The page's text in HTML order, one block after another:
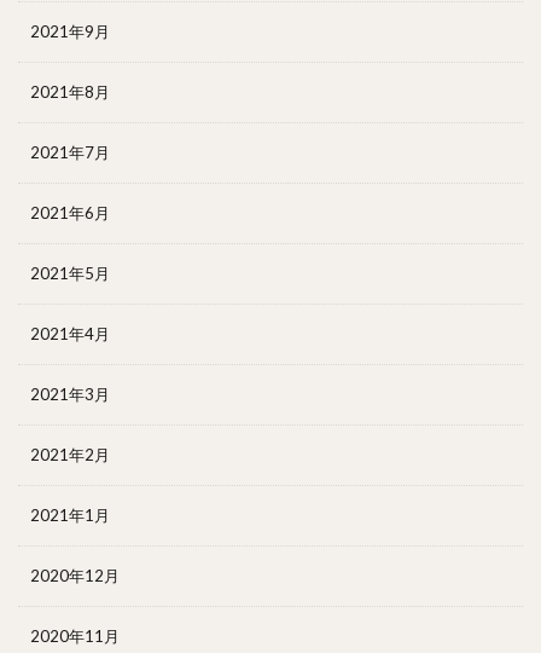
2021年9月
2021年8月
2021年7月
2021年6月
2021年5月
2021年4月
2021年3月
2021年2月
2021年1月
2020年12月
2020年11月